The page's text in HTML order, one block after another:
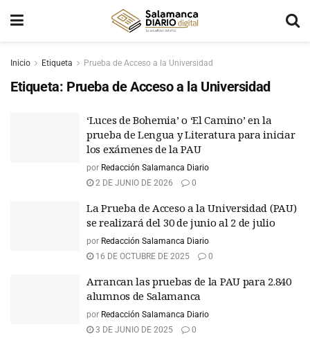
Inicio Etiqueta Prueba de Acceso a la Universidad
Etiqueta: Prueba de Acceso a la Universidad
‘Luces de Bohemia’ o ‘El Camino’ en la
prueba de Lengua y Literatura para iniciar
los exámenes de la PAU
por Redacción Salamanca Diario
2 DE JUNIO DE 2026
0
La Prueba de Acceso a la Universidad (PAU)
se realizará del 30 de junio al 2 de julio
por Redacción Salamanca Diario
16 DE OCTUBRE DE 2025
0
Arrancan las pruebas de la PAU para 2.840
alumnos de Salamanca
por Redacción Salamanca Diario
3 DE JUNIO DE 2025
0